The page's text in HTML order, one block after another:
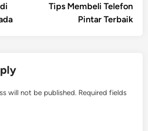
Tips Membeli Telefon
Pintar Terbaik
will not be published. Required fields